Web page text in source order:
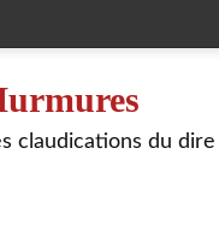
claudications du